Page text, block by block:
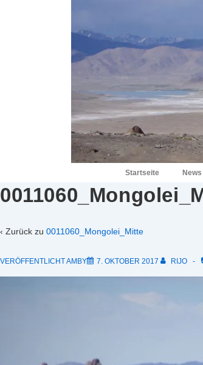
Hauptnavigation
Startseite
‹ Zurück zu 0011060_Mongolei_Mitte
VERÖFFENTLICHT AMBY 7. OKTOBER 2017 RIJO